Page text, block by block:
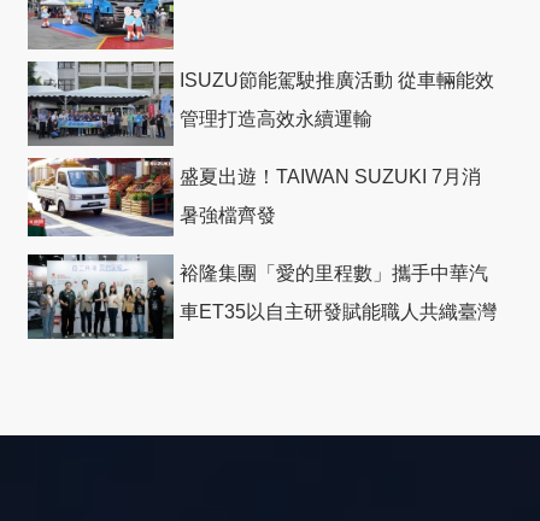
ISUZU節能駕駛推廣活動 從車輛能效
管理打造高效永續運輸
盛夏出遊！TAIWAN SUZUKI 7月消
暑強檔齊發
裕隆集團「愛的里程數」攜手中華汽
車ET35以自主研發賦能職人共織臺灣